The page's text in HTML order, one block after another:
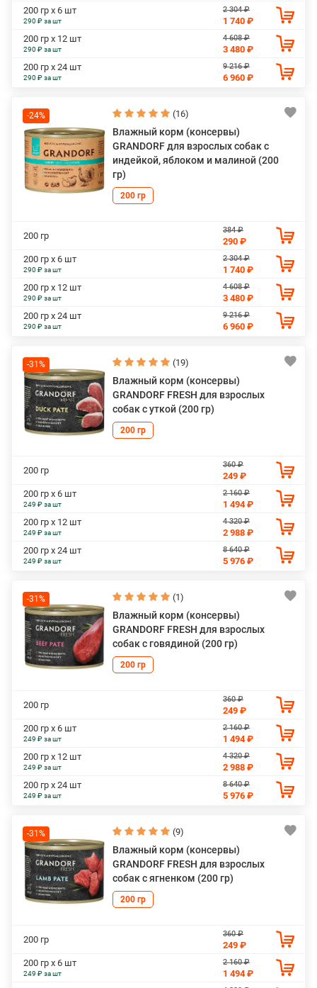
200 гр х 6 шт
290 ₽ за шт
2 304 ₽
1 740 ₽
200 гр х 12 шт
290 ₽ за шт
4 608 ₽
3 480 ₽
200 гр х 24 шт
290 ₽ за шт
9 216 ₽
6 960 ₽
-24% (16)
Влажный корм (консервы)
GRANDORF для взрослых собак с
индейкой, яблоком и малиной (200
гр)
200 гр
200 гр
384 ₽
290 ₽
200 гр х 6 шт
290 ₽ за шт
2 304 ₽
1 740 ₽
200 гр х 12 шт
290 ₽ за шт
4 608 ₽
3 480 ₽
200 гр х 24 шт
290 ₽ за шт
9 216 ₽
6 960 ₽
-31% (19)
Влажный корм (консервы)
GRANDORF FRESH для взрослых
собак с уткой (200 гр)
200 гр
200 гр
360 ₽
249 ₽
200 гр х 6 шт
249 ₽ за шт
2 160 ₽
1 494 ₽
200 гр х 12 шт
249 ₽ за шт
4 320 ₽
2 988 ₽
200 гр х 24 шт
249 ₽ за шт
8 640 ₽
5 976 ₽
-31% (1)
Влажный корм (консервы)
GRANDORF FRESH для взрослых
собак с говядиной (200 гр)
200 гр
200 гр
360 ₽
249 ₽
200 гр х 6 шт
249 ₽ за шт
2 160 ₽
1 494 ₽
200 гр х 12 шт
249 ₽ за шт
4 320 ₽
2 988 ₽
200 гр х 24 шт
249 ₽ за шт
8 640 ₽
5 976 ₽
-31% (9)
Влажный корм (консервы)
GRANDORF FRESH для взрослых
собак с ягненком (200 гр)
200 гр
200 гр
360 ₽
249 ₽
200 гр х 6 шт
249 ₽ за шт
2 160 ₽
1 494 ₽